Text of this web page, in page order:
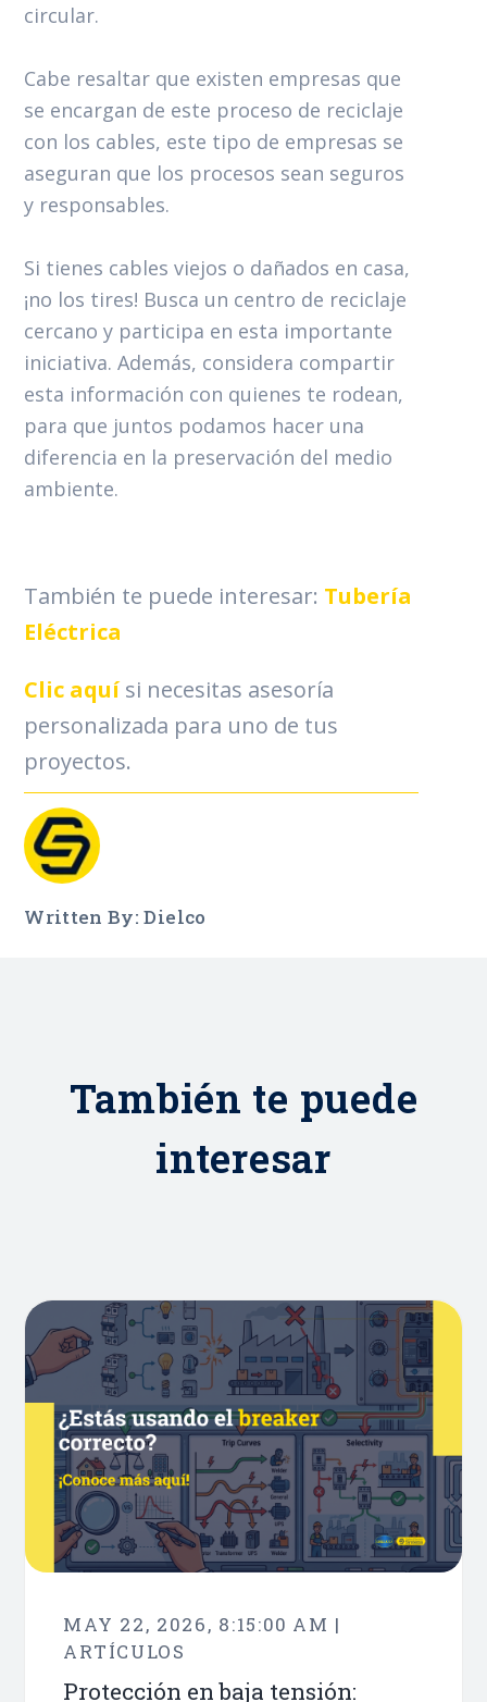
circular.
Cabe resaltar que existen empresas que
se encargan de este proceso de reciclaje
con los cables, este tipo de empresas se
aseguran que los procesos sean seguros
y responsables.
Si tienes cables viejos o dañados en casa,
¡no los tires! Busca un centro de reciclaje
cercano y participa en esta importante
iniciativa. Además, considera compartir
esta información con quienes te rodean,
para que juntos podamos hacer una
diferencia en la preservación del medio
ambiente.
También te puede interesar: Tubería
Eléctrica
Clic aquísi necesitas asesoría
personalizada para uno de tus
proyectos.
Written By: Dielco
También te puede
interesar
MAY 22, 2026, 8:15:00 AM |
ARTÍCULOS
Protección en baja tensión: